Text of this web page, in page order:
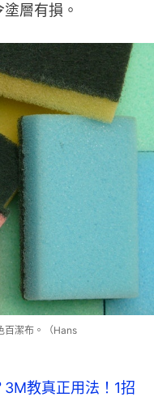
層有損。
百潔布。（Hans
教真正用法！1招